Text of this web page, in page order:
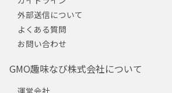
外部送信について
よくある質問
お問い合わせ
GMO趣味なび株式会社について
運営会社